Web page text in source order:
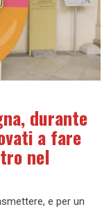
durante
a fare
nel
e per un